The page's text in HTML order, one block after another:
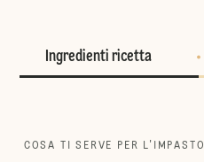
Ingredienti ricetta
COSA TI SERVE PER L'IMPASTO